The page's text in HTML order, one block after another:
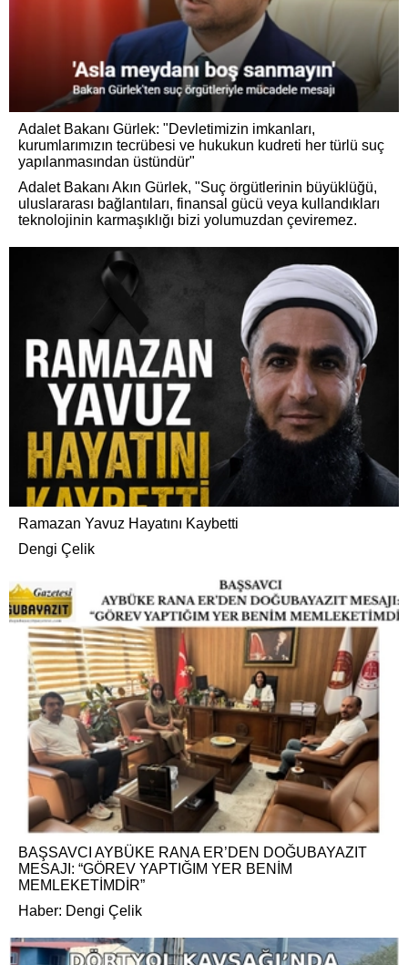
Adalet Bakanı Gürlek: "Devletimizin imkanları,
kurumlarımızın tecrübesi ve hukukun kudreti her türlü suç
yapılanmasından üstündür"
Adalet Bakanı Akın Gürlek, "Suç örgütlerinin büyüklüğü,
uluslararası bağlantıları, finansal gücü veya kullandıkları
teknolojinin karmaşıklığı bizi yolumuzdan çeviremez.
Ramazan Yavuz Hayatını Kaybetti
Dengi Çelik
BAŞSAVCI AYBÜKE RANA ER’DEN DOĞUBAYAZIT
MESAJI: “GÖREV YAPTIĞIM YER BENİM
MEMLEKETİMDİR”
Haber: Dengi Çelik